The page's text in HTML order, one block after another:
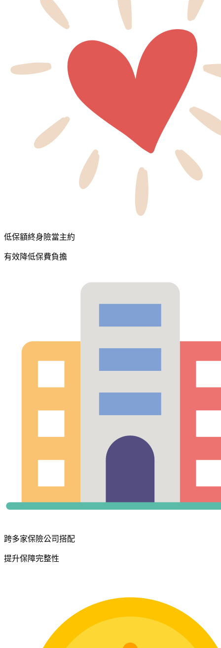
低保額終身險當主約
有效降低保費負擔
跨多家保險公司搭配
提升保障完整性